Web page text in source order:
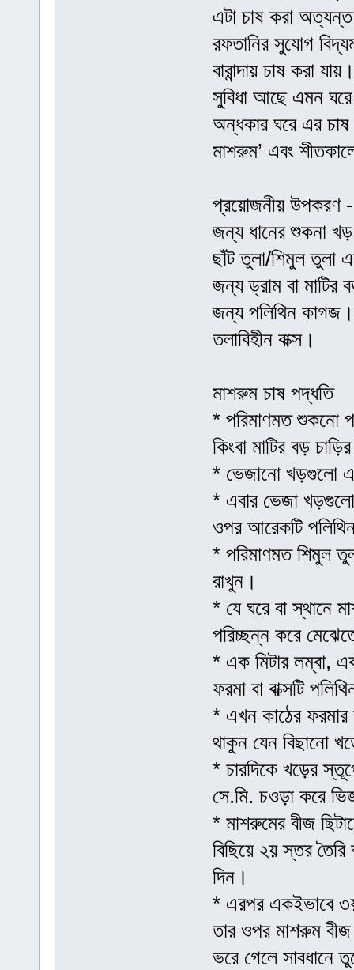
এটা চাষ করা
রফতানির সুযোগ
বারান্দায় চাষ করা
সুবিধা আছে এমন
অন্ধকার ঘরে এর চাষ
মাশরুম’ এবং
প্রয়োজনীয় উপকরণ -
জন্য ধানের শুকনা
ছাঁট তুলা/শিমুল তুলা
জন্য ড্রাম বা মাটির
জন্য পলিথিন
তলাবিহীন বাক্স।
মাশরুম চাষ পদ্ধতি
* পরিমাণমত শুকনো
কিংবা মাটির বড়
* ভেজানো খড়গুলো
* এবার ভেজা
ওপর আরেকটি
* পরিমাণমত শিমুল
রাখুন।
* যে ঘরে বা স্থানে
পরিচ্ছন্ন করে
* এক মিটার লম্বা,
ফরমা বা বাক্সটি
* এখন কাঠের ফরমার
থাকুন যেন বিছানো
* চারদিকে খড়ের
সে.মি. চওড়া করে
* মাশরুমের বীজ
বিছিয়ে ২য় স্তর
দিন।
* এরপর একইভাবে
তার ওপর মাশরুম বীজ
ভরে গেলে সাবধানে